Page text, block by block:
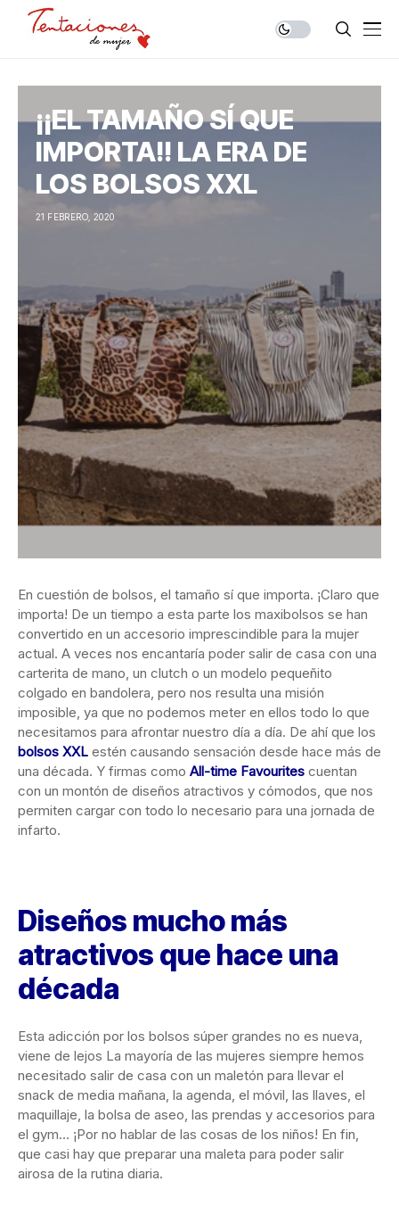
¡¡EL TAMAÑO SÍ QUE
IMPORTA!! LA ERA DE
LOS BOLSOS XXL
21 FEBRERO, 2020
En cuestión de bolsos, el tamaño sí que importa. ¡Claro que
importa! De un tiempo a esta parte los maxibolsos se han
convertido en un accesorio imprescindible para la mujer
actual. A veces nos encantaría poder salir de casa con una
carterita de mano, un clutch o un modelo pequeñito
colgado en bandolera, pero nos resulta una misión
imposible, ya que no podemos meter en ellos todo lo que
necesitamos para afrontar nuestro día a día. De ahí que los
bolsos XXL estén causando sensación desde hace más de
una década. Y firmas como All-time Favourites cuentan
con un montón de diseños atractivos y cómodos, que nos
permiten cargar con todo lo necesario para una jornada de
infarto.
Diseños mucho más
atractivos que hace una
década
Esta adicción por los bolsos súper grandes no es nueva,
viene de lejos La mayoría de las mujeres siempre hemos
necesitado salir de casa con un maletón para llevar el
snack de media mañana, la agenda, el móvil, las llaves, el
maquillaje, la bolsa de aseo, las prendas y accesorios para
el gym… ¡Por no hablar de las cosas de los niños! En fin,
que casi hay que preparar una maleta para poder salir
airosa de la rutina diaria.